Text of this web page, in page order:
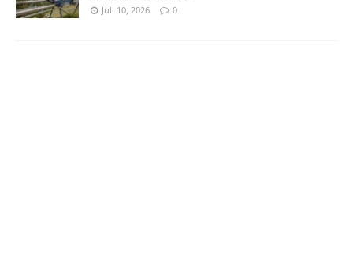
Juli 10, 2026 0